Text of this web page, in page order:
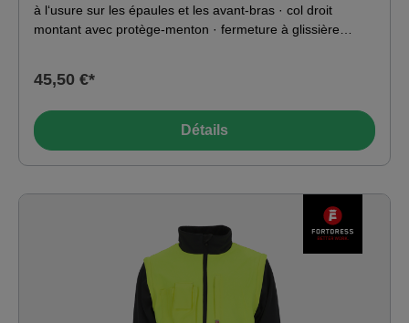
à l‘usure sur les épaules et les avant-bras · col droit
montant avec protège-menton · fermeture à glissière
crayons sur le bras gauche · ourlets réfléchissants sur les
Matériau : 100 % polyester
45,50 €*
Détails